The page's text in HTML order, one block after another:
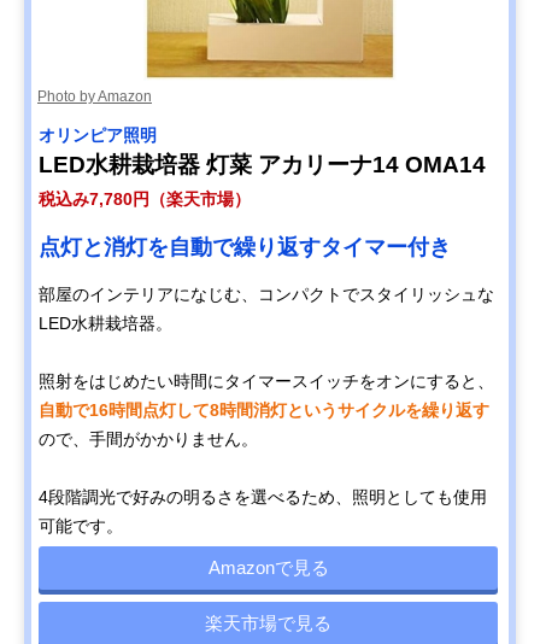
Photo by Amazon
オリンピア照明
LED水耕栽培器 灯菜 アカリーナ14 OMA14
税込み7,780円（楽天市場）
点灯と消灯を自動で繰り返すタイマー付き
部屋のインテリアになじむ、コンパクトでスタイリッシュな
LED水耕栽培器。
照射をはじめたい時間にタイマースイッチをオンにすると、
自動で16時間点灯して8時間消灯というサイクルを繰り返す
ので、手間がかかりません。
4段階調光で好みの明るさを選べるため、照明としても使用
可能です。
Amazonで見る
楽天市場で見る